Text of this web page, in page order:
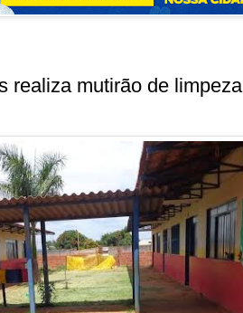
realiza mutirão de limpeza